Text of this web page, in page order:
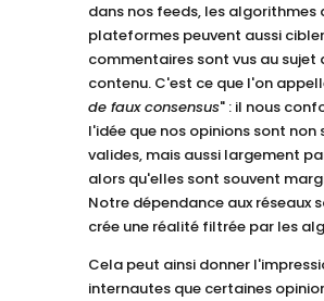
dans nos feeds, les algorithmes
plateformes peuvent aussi
commentaires sont vus au sujet
contenu. C'est ce que l'on
de faux consensus" : il nous
l'idée que nos opinions sont non
valides, mais aussi largement
alors qu'elles sont souvent
Notre dépendance aux réseaux
crée une réalité filtrée par les
Cela peut ainsi donner
internautes que certaines